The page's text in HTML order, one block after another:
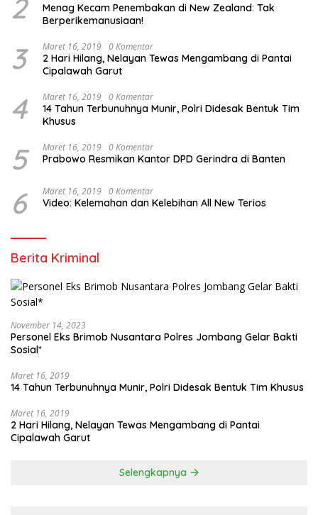
2
Menag Kecam Penembakan di New Zealand: Tak
Berperikemanusiaan!
3 Maret 16, 2019 0 Komentar
2 Hari Hilang, Nelayan Tewas Mengambang di Pantai
Cipalawah Garut
4 Maret 16, 2019 0 Komentar
14 Tahun Terbunuhnya Munir, Polri Didesak Bentuk Tim
Khusus
5 Maret 16, 2019 0 Komentar
Prabowo Resmikan Kantor DPD Gerindra di Banten
6 Maret 16, 2019 0 Komentar
Video: Kelemahan dan Kelebihan All New Terios
Berita Kriminal
November 14, 2023
Personel Eks Brimob Nusantara Polres Jombang Gelar Bakti
Sosial*
Maret 16, 2019
14 Tahun Terbunuhnya Munir, Polri Didesak Bentuk Tim Khusus
Maret 16, 2019
2 Hari Hilang, Nelayan Tewas Mengambang di Pantai
Cipalawah Garut
Selengkapnya